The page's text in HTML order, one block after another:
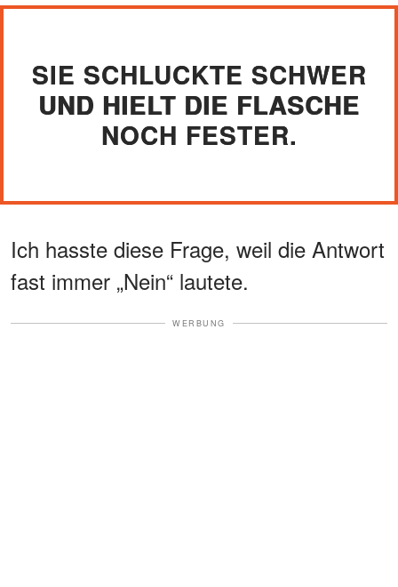
SIE SCHLUCKTE SCHWER
UND HIELT DIE FLASCHE
NOCH FESTER.
Ich hasste diese Frage, weil die Antwort
fast immer „Nein“ lautete.
WERBUNG